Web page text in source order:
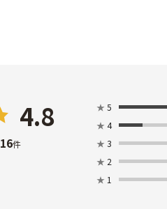
4.8
16件
★ 5
★ 4
★ 3
★ 2
★ 1